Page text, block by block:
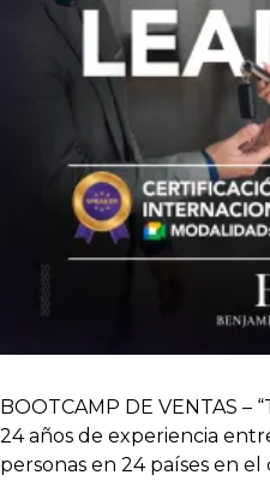
BOOTCAMP DE VENTAS –
24 años de experiencia
personas en 24 países en el